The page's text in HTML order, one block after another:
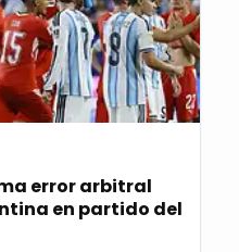
error arbitral
en partido del